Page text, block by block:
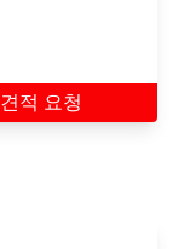
견적 요청